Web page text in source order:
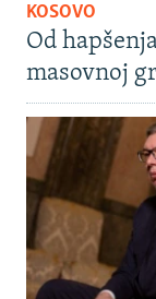
KOSOVO
Od
masovnoj